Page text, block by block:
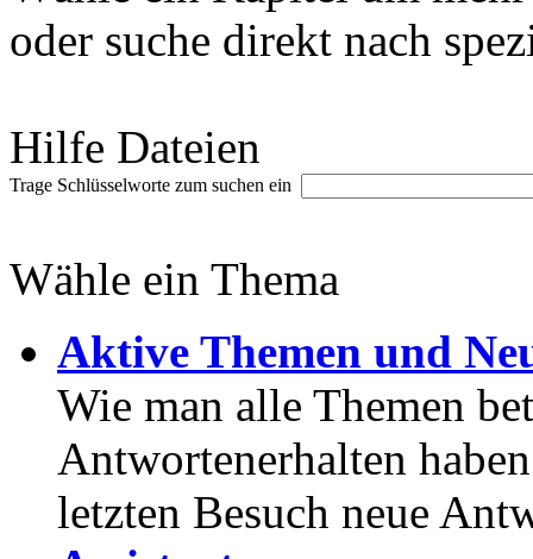
oder suche direkt nach
Hilfe Dateien
Trage Schlüsselworte zum suchen ein
Wähle ein Thema
Aktive Themen und
Wie man alle Themen
Antwortenerhalten
letzten Besuch neue